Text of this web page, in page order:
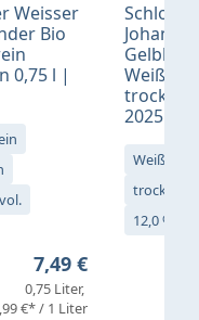
Weisser
Bio
0,75 l |
Regulärer Preis:
7,49 €
0,75 Liter
€* / 1 Liter
Schloß
Gelblack
trocken
2025
Weißwein
trocken
12,0 % vol.